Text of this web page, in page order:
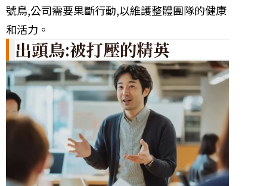
號鳥,公司需要果斷行動,以維護整體團隊的健康
和活力。
出頭鳥:被打壓的精英